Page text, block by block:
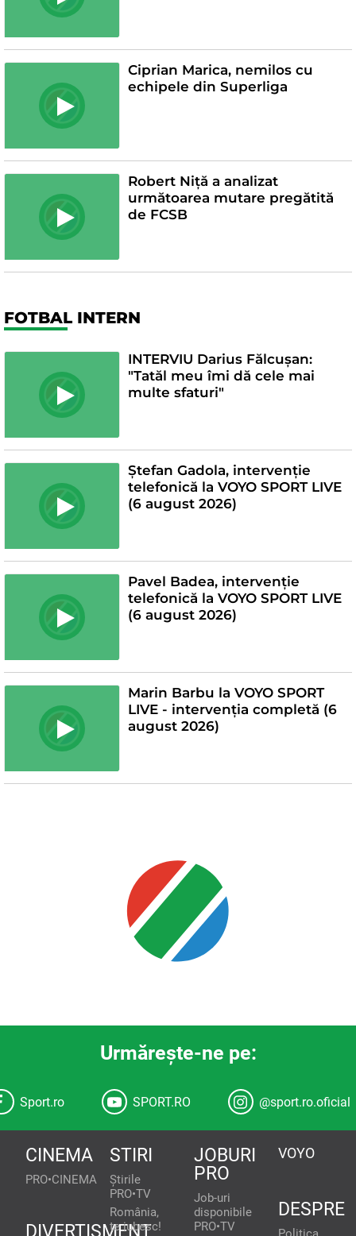
Ciprian Marica, nemilos cu
echipele din Superliga
Robert Niță a analizat
următoarea mutare pregătită
de FCSB
FOTBAL INTERN
INTERVIU Darius Fălcușan:
"Tatăl meu îmi dă cele mai
multe sfaturi"
Ștefan Gadola, intervenție
telefonică la VOYO SPORT LIVE
(6 august 2026)
Pavel Badea, intervenție
telefonică la VOYO SPORT LIVE
(6 august 2026)
Marin Barbu la VOYO SPORT
LIVE - intervenția completă (6
august 2026)
Urmăreşte-ne pe:
Sport.ro SPORT.RO @sport.ro.oficial
CINEMA
PRO•CINEMA
STIRI
Știrile
PRO•TV
România,
te iubesc!
JOBURI
PRO
Job-uri
disponibile
PRO•TV
VOYO
DESPRE